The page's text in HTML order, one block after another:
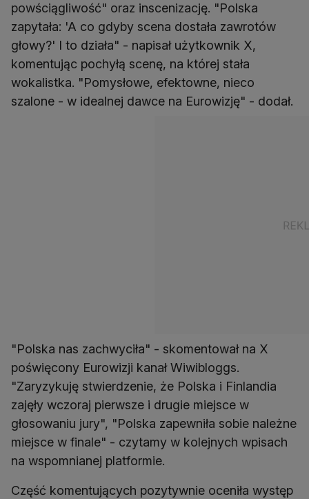
powściągliwość" oraz inscenizację. "Polska
zapytała: 'A co gdyby scena dostała zawrotów
głowy?' I to działa" - napisał użytkownik X,
komentując pochyłą scenę, na której stała
wokalistka. "Pomysłowe, efektowne, nieco
szalone - w idealnej dawce na Eurowizję" - dodał.
"Polska nas zachwyciła" - skomentował na X
poświęcony Eurowizji kanał Wiwibloggs.
"Zaryzykuję stwierdzenie, że Polska i Finlandia
zajęły wczoraj pierwsze i drugie miejsce w
głosowaniu jury", "Polska zapewniła sobie należne
miejsce w finale" - czytamy w kolejnych wpisach
na wspomnianej platformie.
Część komentujących pozytywnie oceniła występ